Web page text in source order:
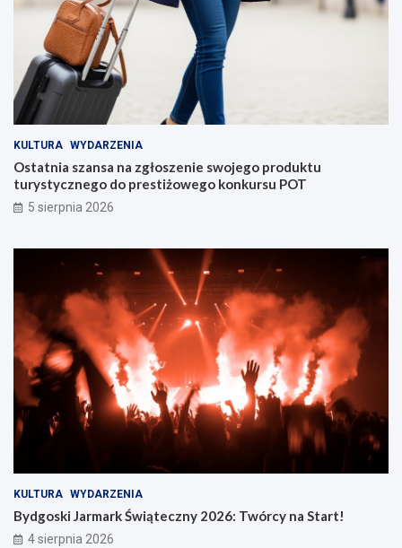
KULTURA WYDARZENIA
Ostatnia szansa na zgłoszenie swojego produktu
turystycznego do prestiżowego konkursu POT
5 sierpnia 2026
KULTURA WYDARZENIA
Bydgoski Jarmark Świąteczny 2026: Twórcy na Start!
4 sierpnia 2026